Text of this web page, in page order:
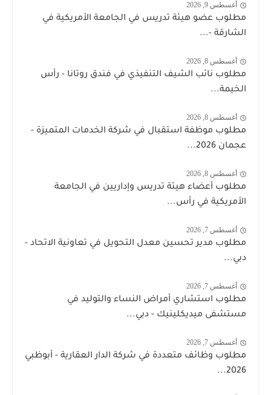
أغسطس 9, 2026
مطلوب عضو هيئة تدريس في الجامعة الأمريكية في
الشارقة -...
أغسطس 8, 2026
مطلوب نائب الشيف التنفيذي في فندق روتانا - رأس
الخيمة...
أغسطس 8, 2026
مطلوب موظفة استقبال في شركة الخدمات المتميزة -
عجمان 2026...
أغسطس 8, 2026
مطلوب أعضاء هيئة تدريس وإداريين في الجامعة
الأمريكية في رأس...
أغسطس 7, 2026
مطلوب مدير تحسين معدل التحويل في تعاونية الاتحاد -
دبي...
أغسطس 7, 2026
مطلوب استشاري أمراض النساء والتوليد في
مستشفى ميديكلينيك - دبي...
أغسطس 7, 2026
مطلوب وظائف متعددة في شركة الدار العقارية - أبوظبي
2026...